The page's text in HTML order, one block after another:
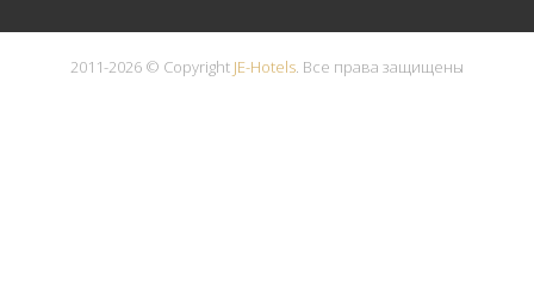
2011-2026 © Copyright JE-Hotels. Все права защищены